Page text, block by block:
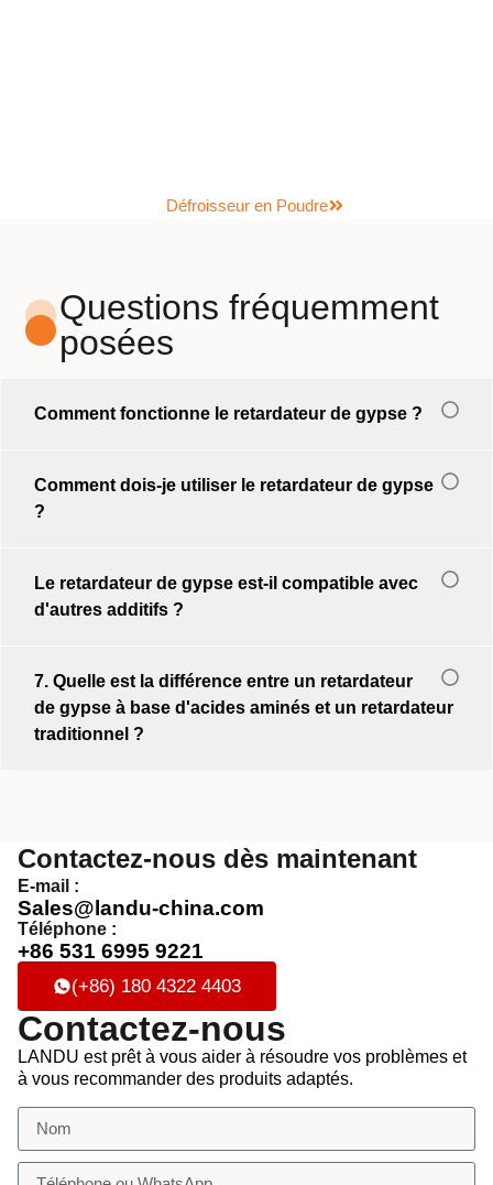
Défroisseur en Poudre
Questions fréquemment
posées
Comment fonctionne le retardateur de gypse ?
Comment dois-je utiliser le retardateur de gypse
?
Le retardateur de gypse est-il compatible avec
d'autres additifs ?
7. Quelle est la différence entre un retardateur
de gypse à base d'acides aminés et un retardateur
traditionnel ?
Contactez-nous dès maintenant
E-mail :
Sales@landu-china.com
Téléphone :
+86 531 6995 9221
(+86) 180 4322 4403
Contactez-nous
LANDU est prêt à vous aider à résoudre vos problèmes et
à vous recommander des produits adaptés.